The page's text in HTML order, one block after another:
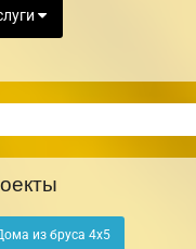
из бруса 4х5